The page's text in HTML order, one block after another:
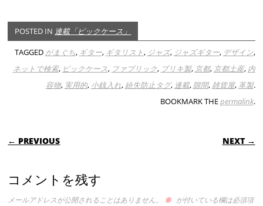
POSTED IN 連載「ピックケース」
TAGGED がまぐち, ギター, ギタリスト, ジャズ, ジャズギター, デザイン,
ネットで検索, ピックケース, ファブリック, ブリキ製, 京都, 京都土産, 内
容物, 実用的, 小銭入れ,紛失防止タグ, 連載, 隙間,雑貨屋,革製.
BOOKMARK THEpermalink.
POST NAVIGATION
← PREVIOUS NEXT →
コメントを残す
メールアドレスが公開されることはありません。 ※ が付いている欄は必須項